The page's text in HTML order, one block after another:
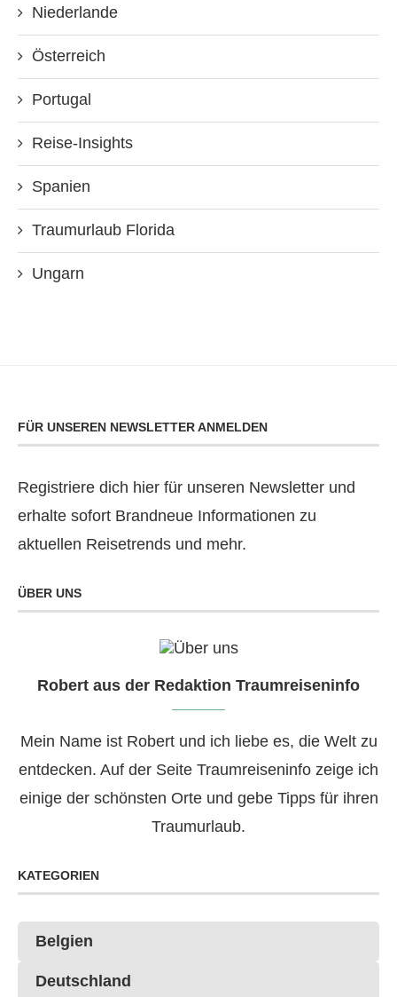
Niederlande
Österreich
Portugal
Reise-Insights
Spanien
Traumurlaub Florida
Ungarn
FÜR UNSEREN NEWSLETTER ANMELDEN
Registriere dich hier für unseren Newsletter und
erhalte sofort Brandneue Informationen zu
aktuellen Reisetrends und mehr.
ÜBER UNS
Robert aus der Redaktion Traumreiseninfo
Mein Name ist Robert und ich liebe es, die Welt zu
entdecken. Auf der Seite Traumreiseninfo zeige ich
einige der schönsten Orte und gebe Tipps für ihren
Traumurlaub.
KATEGORIEN
Belgien
Deutschland